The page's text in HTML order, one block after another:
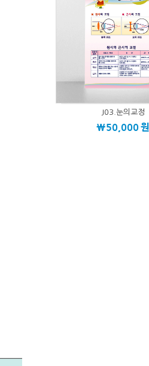
J03.눈의교정
\50,000원